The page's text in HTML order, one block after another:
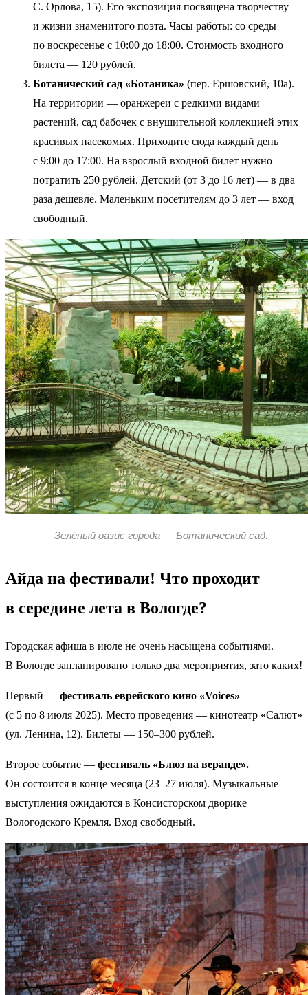
С. Орлова, 15). Его экспозиция посвящена творчеству
и жизни знаменитого поэта. Часы работы: со среды
по воскресенье с 10:00 до 18:00. Стоимость входного
билета — 120 рублей.
Ботанический сад «Ботаника» (пер. Ершовский, 10а).
На территории — оранжереи с редкими видами
растений, сад бабочек с внушительной коллекцией этих
красивых насекомых. Приходите сюда каждый день
с 9:00 до 17:00. На взрослый входной билет нужно
потратить 250 рублей. Детский (от 3 до 16 лет) — в два
раза дешевле. Маленьким посетителям до 3 лет — вход
свободный.
Зелёный оазис города — Ботанический сад.
Айда на фестивали! Что проходит
в середине лета в Вологде?
Городская афиша в июле не очень насыщена событиями.
В Вологде запланировано только два мероприятия, зато каких!
Первый — фестиваль еврейского кино «Voices»
(с 5 по 8 июля 2025). Место проведения — кинотеатр «Салют»
(ул. Ленина, 12). Билеты — 150–300 рублей.
Второе событие — фестиваль «Блюз на веранде».
Он состоится в конце месяца (23–27 июля). Музыкальные
выступления ожидаются в Консисторском дворике
Вологодского Кремля. Вход свободный.